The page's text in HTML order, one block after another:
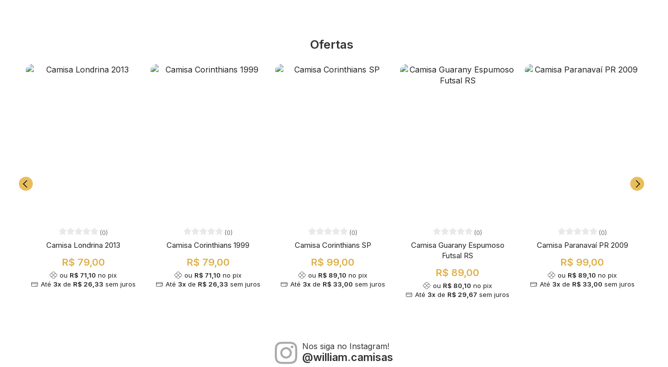
Ofertas
(0)
Camisa Londrina 2013
R$ 79,00
ou R$ 71,10 no pix
Até 3xde R$ 26,33 sem juros
(0)
Camisa Corinthians 1999
R$ 79,00
ou R$ 71,10 no pix
Até 3xde R$ 26,33 sem juros
(0)
Camisa Corinthians SP
R$ 99,00
ou R$ 89,10 no pix
Até 3xde R$ 33,00 sem juros
(0)
Camisa Guarany Espumoso
Futsal RS
R$ 89,00
ou R$ 80,10 no pix
Até 3x de R$ 29,67 sem juros
(0)
Camisa Paranavaí PR 2009
R$ 99,00
ou R$ 89,10 no pix
Até 3xde R$ 33,00 sem juros
Nos siga no Instagram!
@william.camisas